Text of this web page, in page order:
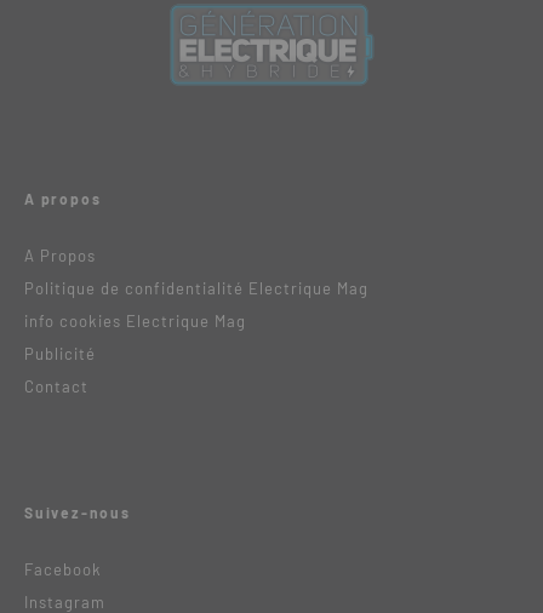
A propos
A Propos
Politique de confidentialité Electrique Mag
info cookies Electrique Mag
Publicité
Contact
Suivez-nous
Facebook
Instagram